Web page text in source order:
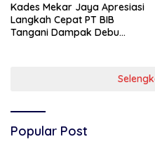
Kades Mekar Jaya Apresiasi
Langkah Cepat PT BIB
Tangani Dampak Debu
Popular Post